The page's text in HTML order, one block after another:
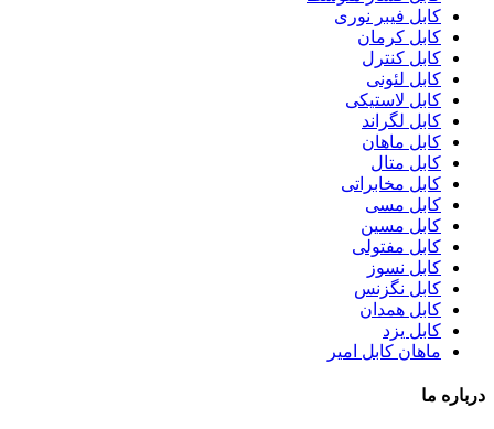
کابل فیبر نوری
کابل کرمان
کابل کنترل
کابل لئونی
کابل لاستیکی
کابل لگراند
کابل ماهان
کابل متال
کابل مخابراتی
کابل مسی
کابل مسین
کابل مفتولی
کابل نسوز
کابل نگزنس
کابل همدان
کابل یزد
ماهان کابل امیر
درباره ما